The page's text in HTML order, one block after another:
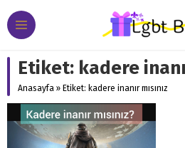
Etiket: kadere
Anasayfa » Etiket: kadere inanır mısınız